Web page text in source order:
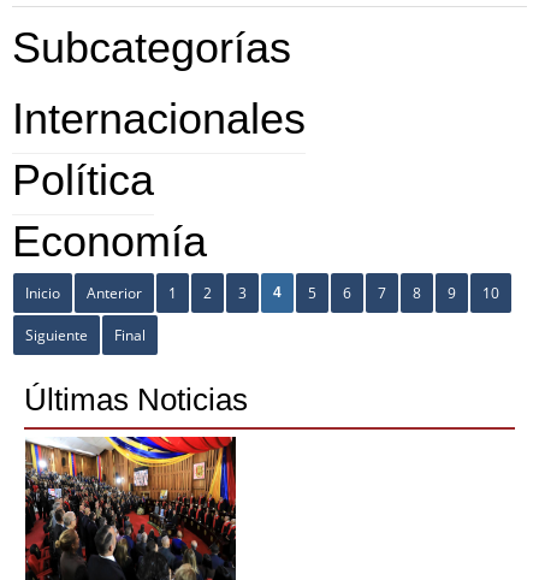
Subcategorías
Internacionales
Política
Economía
Inicio Anterior 1 2 3 4 5 6 7 8 9 10
Siguiente Final
Últimas Noticias